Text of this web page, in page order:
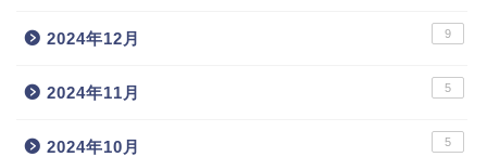
2024年12月 9
2024年11月 5
2024年10月 5